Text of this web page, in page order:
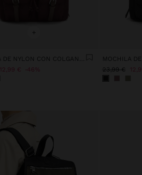
+
MOCHILA DE NYLON CON COLGANTE
12,99 € 46% 23,99 €